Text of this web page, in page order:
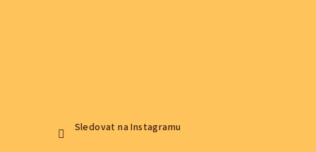
Sledovat na Instagramu